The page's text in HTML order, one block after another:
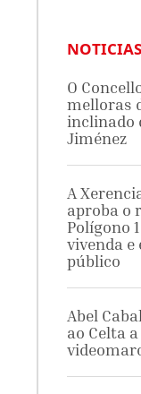
O
melloras
inclinado
Jiménez
A
aproba o
Polígono
vivenda e
público
Abel
ao Celta